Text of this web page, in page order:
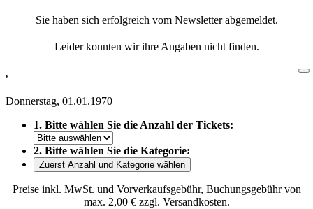
Sie haben sich erfolgreich vom Newsletter abgemeldet.
Leider konnten wir ihre Angaben nicht finden.
,
Donnerstag, 01.01.1970
1. Bitte wählen Sie die Anzahl der Tickets:
2. Bitte wählen Sie die Kategorie:
Zuerst Anzahl und Kategorie wählen
Preise inkl. MwSt. und Vorverkaufsgebühr, Buchungsgebühr von
max. 2,00 € zzgl. Versandkosten.